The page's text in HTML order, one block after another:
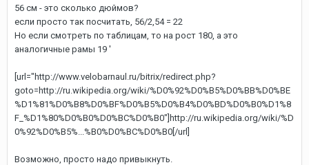
56 см - это сколько дюймов?
если просто так посчитать, 56/2,54 = 22
Но если смотреть по таблицам, то на рост 180, а это
аналогичные рамы 19 '
[url="http://www.velobarnaul.ru/bitrix/redirect.php?
goto=http://ru.wikipedia.org/wiki/%D0%92%D0%B5%D0%BB%D0%BE
%D1%81%D0%B8%D0%BF%D0%B5%D0%B4%D0%BD%D0%B0%D1%8
F_%D1%80%D0%B0%D0%BC%D0%B0"]http://ru.wikipedia.org/wiki/%D
0%92%D0%B5%...%B0%D0%BC%D0%B0[/url]
Возможно, просто надо привыкнуть.